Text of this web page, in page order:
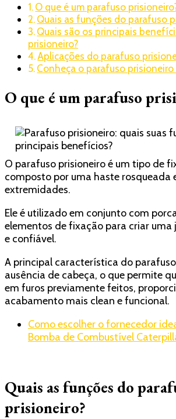
O que é um parafuso
Quais as funções do parafuso
Quais são os principais
prisioneiro?
Aplicações do parafuso
Conheça o parafuso prisioneiro
O que é um parafuso
O parafuso prisioneiro é um tipo de
composto por uma haste rosqueada
extremidades.
Ele é utilizado em conjunto com
elementos de fixação para criar uma
e confiável.
A principal característica do
ausência de cabeça, o que permite
em furos previamente feitos,
acabamento mais clean e funcional.
Como escolher o fornecedor
Bomba de Combustível
Quais as funções do
prisioneiro?